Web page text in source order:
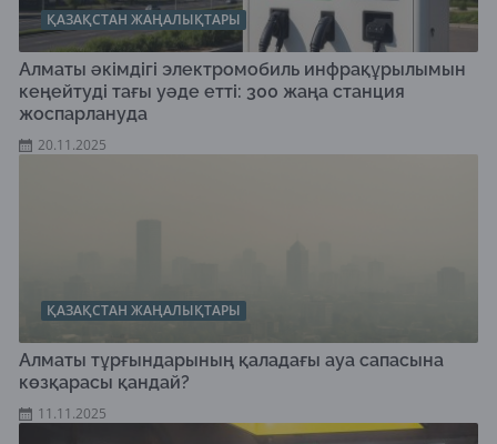
ҚАЗАҚСТАН ЖАҢАЛЫҚТАРЫ
Алматы әкімдігі электромобиль инфрақұрылымын
кеңейтуді тағы уәде етті: 300 жаңа станция
жоспарлануда
20.11.2025
ҚАЗАҚСТАН ЖАҢАЛЫҚТАРЫ
Алматы тұрғындарының қаладағы ауа сапасына
көзқарасы қандай?
11.11.2025